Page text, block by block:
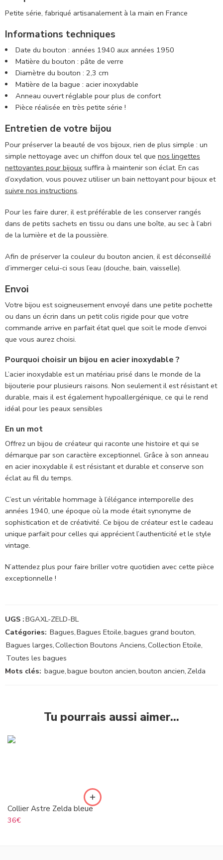
Petite série, fabriqué artisanalement à la main en France
Informations techniques
Date du bouton : années 1940 aux années 1950
Matière du bouton : pâte de verre
Diamètre du bouton : 2,3 cm
Matière de la bague : acier inoxydable
Anneau ouvert réglable pour plus de confort
Pièce réalisée en très petite série !
Entretien de votre bijou
Pour préserver la beauté de vos bijoux, rien de plus simple : un
simple nettoyage avec un chiffon doux tel que nos lingettes
nettoyantes pour bijoux suffira à maintenir son éclat. En cas
d’oxydation, vous pouvez utiliser un bain nettoyant pour bijoux et
suivre nos instructions.
Pour les faire durer, il est préférable de les conserver rangés
dans de petits sachets en tissu ou dans une boîte, au sec à l’abri
de la lumière et de la poussière.
Afin de préserver la couleur du bouton ancien, il est déconseillé
d’immerger celui-ci sous l’eau (douche, bain, vaisselle).
Envoi
Votre bijou est soigneusement envoyé dans une petite pochette
ou dans un écrin dans un petit colis rigide pour que votre
commande arrive en parfait état quel que soit le mode d’envoi
que vous aurez choisi.
Pourquoi choisir un bijou en acier inoxydable ?
L’acier inoxydable est un matériau prisé dans le monde de la
bijouterie pour plusieurs raisons. Non seulement il est résistant et
durable, mais il est également hypoallergénique, ce qui le rend
idéal pour les peaux sensibles
En un mot
Offrez un bijou de créateur qui raconte une histoire et qui se
démarque par son caractère exceptionnel. Grâce à son anneau
en acier inoxydable il est résistant et durable et conserve son
éclat au fil du temps.
C’est un véritable hommage à l’élégance intemporelle des
années 1940, une époque où la mode était synonyme de
sophistication et de créativité. Ce bijou de créateur est le cadeau
unique parfait pour celles qui apprécient l’authenticité et le style
vintage.
N’attendez plus pour faire briller votre quotidien avec cette pièce
exceptionnelle !
UGS :BGAXL-ZELD-BL
Catégories: Bagues,Bagues Etoile,bagues grand bouton,
Bagues larges,Collection Boutons Anciens,Collection Etoile,
Toutes les bagues
Mots clés: bague,bague bouton ancien,bouton ancien, Zelda
Tu pourrais aussi aimer…
Collier Astre Zelda bleue
36€